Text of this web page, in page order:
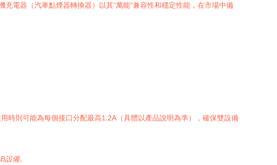
電器（汽車點煙器轉換器）以其“萬能”兼容性和穩定性能，在市場中備
時則可能為每個接口分配最高1.2A（具體以產品說明為準），確保雙設備
備。